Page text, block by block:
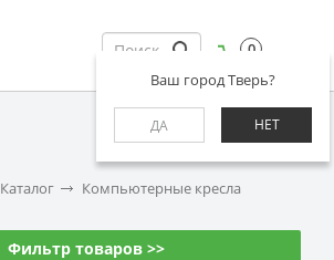
Ваш город Тверь?
ДА НЕТ
0
Каталог Компьютерные кресла
Фильтр товаров >>